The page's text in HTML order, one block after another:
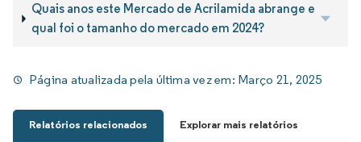
Quais anos este Mercado de Acrilamida abrange e
qual foi o tamanho do mercado em 2024?
Página atualizada pela última vez em: Março 21, 2025
Relatórios relacionados Explorar mais relatórios